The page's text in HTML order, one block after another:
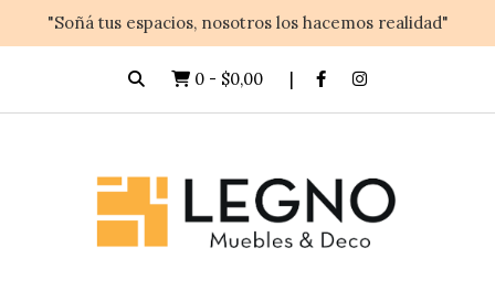
"Soñá tus espacios, nosotros los hacemos realidad"
0 - $0,00